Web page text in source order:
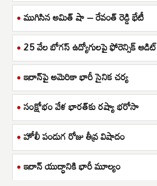
ముగిసిన అమిత్ షా – రేవంత్ రెడ్డి భేటీ
25 వేల బోగస్ ఉద్యోగులపై ఫోరెన్సిక్ ఆడిట్
ఇరాన్‌పై అమెరికా భారీ సైనిక చర్య
సంక్షోభం వేళ భారత్‌కు రష్యా భరోసా
హోలీ పండుగ రోజు తీవ్ర విషాదం
ఇరాన్ యుద్ధానికి భారీ మూల్యం